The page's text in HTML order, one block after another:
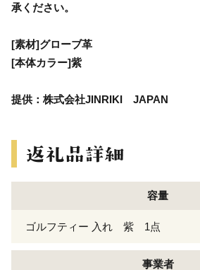
承ください。
[素材]グローブ革
[本体カラー]紫
提供：株式会社JINRIKI JAPAN
容量
ゴルフティー 入れ 紫 1点
事業者